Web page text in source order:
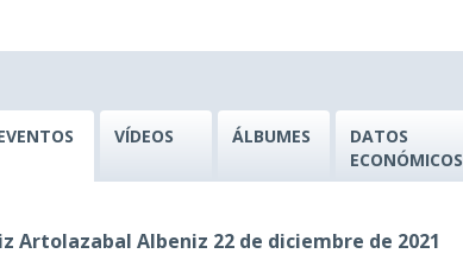
VÍDEOS ÁLBUMES
DATOS
ECONÓMICOS
Artolazabal Albeniz 22 de diciembre de 2021